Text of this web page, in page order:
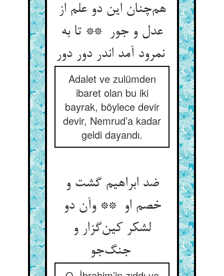
هم‌چنان این دو علم از
عدل و جور ** تا به
نمرود آمد اندر دور دور
Adalet ve zulümden
ibaret olan bu iki
bayrak, böylece devir
devir, Nemrud’a kadar
geldi dayandı.
ضد ابراهیم گشت و
خصم او ** وآن دو
لشکر کین‌گزار و
جنگ‌جو